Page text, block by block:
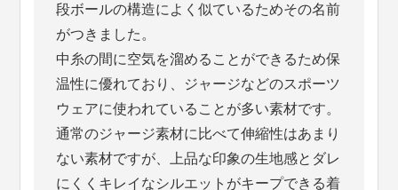
段ボールの構造によく似ているためその名前
がつきました。
中糸の間に空気を溜めることができるため保
温性に優れており、ジャージなどのスポーツ
ウェアに使われていることが多い素材です。
通常のジャージ素材に比べて伸縮性はあまり
ない素材ですが、上品な印象の生地感とダレ
にくくキレイなシルエットがキープできる着